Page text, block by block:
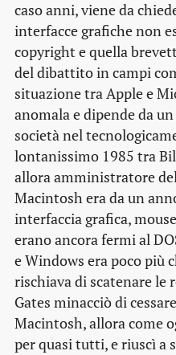
caso anni, viene da
interfacce grafiche non
copyright e quella
del dibattito in campi
situazione tra Apple e
anomala e dipende da
società nel
lontanissimo 1985 tra
allora amministratore
Macintosh era da un
interfaccia grafica,
erano ancora fermi al
e Windows era poco più
rischiava di scatenare le
Gates minacciò di
Macintosh, allora come
per quasi tutti, e riuscì a